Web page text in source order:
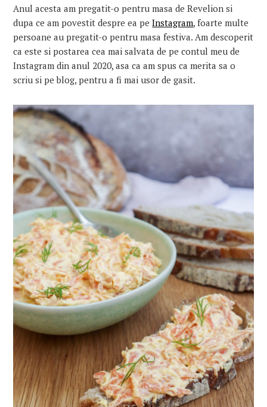
Anul acesta am pregatit-o pentru masa de Revelion si
dupa ce am povestit despre ea peInstagram, foarte multe
persoane au pregatit-o pentru masa festiva. Am descoperit
ca este si postarea cea mai salvata de pe contul meu de
Instagram din anul 2020, asa ca am spus ca merita sa o
scriu si pe blog, pentru a fi mai usor de gasit.